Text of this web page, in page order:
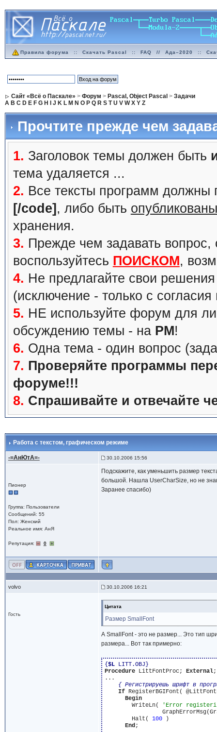
Правила форума :: Скачать Pascal :: FAQ // Ада–2020 ::
Сайт «Всё о Паскале» > Форум > Pascal, Object Pascal > Задачи
A B C D E F G H J K L M N O P Q R S T U V W X Y Z
Прочтите прежде чем
1. Заголовок темы должен быть
тема удаляется ...
2. Все тексты программ должны
[/code] , либо быть
хранения.
3. Прежде чем задавать вопрос,
воспользуйтесь ПОИСКОМ,
4. Не предлагайте свои
(исключение - только с
5. НЕ используйте форум для
обсуждению темы - на PM!
6. Одна тема - один вопрос
7. Проверяйте программы
форуме!!!
8. Спрашивайте и отвечайте
Работа с текстом, графическом режиме
-=АнЮтА=- 30.10.2006 15:56
Пионер
Группа: Пользователи
Сообщений: 55
Пол: Женский
Реальное имя: АнЯ
Репутация: 0
Подскажите, как уменьшить размер
большой. Нашла UserCharSize, но не
Заранее спасибо)
volvo 30.10.2006 16:21
Гость
Цитата
Размер SmallFont
А SmallFont - это не размер... Это тип
размера... Вот так примерно:
{ $L LITT.OBJ}
Procedure LittFontProc; External;
...
{ Регистрируешь шрифт в
If RegisterBGIFont(
Begin
        WriteLn(
'Error
        Halt(
100 )
End;